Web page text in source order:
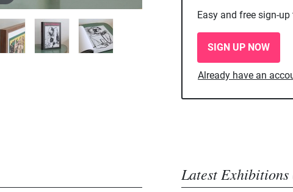
Easy and free sign-
SIGN UP NOW
Already have an
Latest